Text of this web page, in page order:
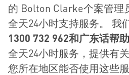
的 Bolton Clarke个案管理
全天24小时支持服务。 我
1300 732 962和广东话帮
全天24小时服务，提供有
您所在地区能否使用这些服